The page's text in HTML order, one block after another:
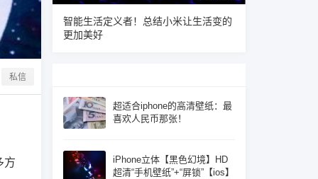
私信
方
智能生活定义者！总结小米让生活变的
更加美好
超适合iphone的高清壁纸：最
喜欢人民币那张！
iPhone立体【黑色幻境】HD
超清“手机壁纸”+“屏锁”【ios】